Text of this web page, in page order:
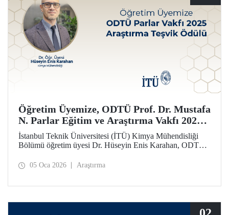
Öğretim Üyemize, ODTÜ Prof. Dr. Mustafa
N. Parlar Eğitim ve Araştırma Vakfı 2025
Araştırma Teşvik Ödülü
İstanbul Teknik Üniversitesi (İTÜ) Kimya Mühendisliği
Bölümü öğretim üyesi Dr. Hüseyin Enis Karahan, ODTÜ
tarafından verilen 2025 Araştırma Teşvik Ödülü’ne layık
05 Oca 2026 Araştırma